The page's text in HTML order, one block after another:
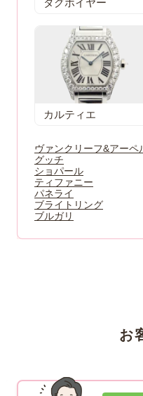
タグホイヤー
カルティエ
ヴァンクリーフ&アーペ
グッチ
ショパール
ティファニー
パネライ
ブライトリング
ブルガリ
お